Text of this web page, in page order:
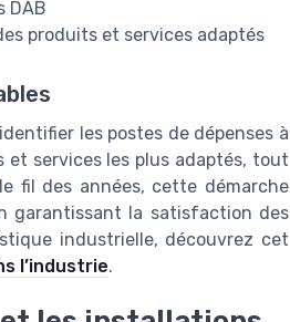
DAB
produits et services adaptés
les postes de dépenses à
services les plus adaptés, tout
fil des années, cette démarche
garantissant la satisfaction des
industrielle, découvrez cet
l’industrie.